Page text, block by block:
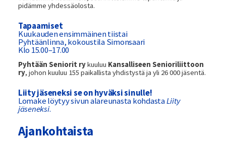
pidämme yhdessäolosta.
Tapaamiset
Kuukauden ensimmäinen tiistai
Pyhtäänlinna, kokoustila Simonsaari
Klo 15.00–17.00
Pyhtään Seniorit rykuuluu Kansalliseen Senioriliittoon
ry, johon kuuluu 155 paikallista yhdistystä ja yli 26 000 jäsentä.
Liity jäseneksi se on hyväksi sinulle!
Lomake löytyy sivun alareunasta kohdastaLiity
jäseneksi.
Ajankohtaista